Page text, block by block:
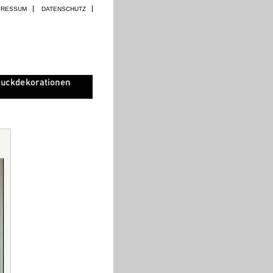
DATENSCHUTZ